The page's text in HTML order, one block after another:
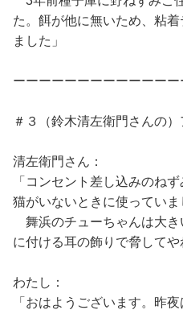
た。餌が他に無いため、粘
ました」
ーーーーーーーーーーーーー
＃３（鈴木清左衛門さんの）
清左衛門さん：
「コンセント差し込みのね
猫がいないときに使っていま
舞浜のチューちゃんは大き
に付ける耳の飾りで脅してや
わたし：
「おはようございます。昨